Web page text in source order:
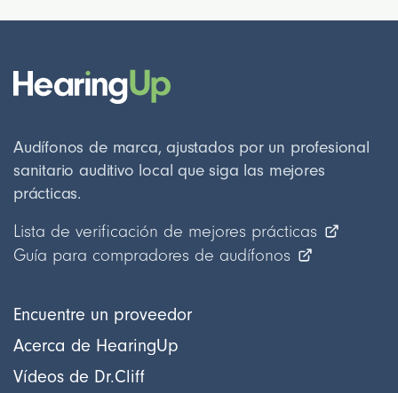
Encuentre un proveedor
Acerca de HearingUp
Vídeos de Dr.Cliff
Audífonos de marca, ajustados por un profesional
sanitario auditivo local que siga las mejores
prácticas.
Lista de verificación de mejores prácticas
Guía para compradores de audífonos